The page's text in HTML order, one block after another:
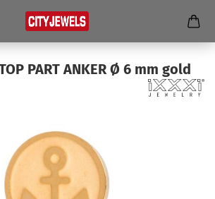
PART ANKER Ø 6 mm gold